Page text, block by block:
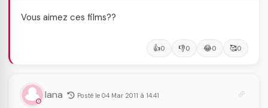
Vous aimez ces films??
👍0 👎0 😂0 🥰0
lana Posté le 04 Mar 2011 à 14:41